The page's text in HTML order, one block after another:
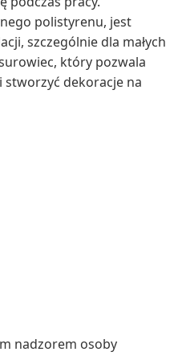
polistyrenu, jest
szczególnie dla małych
który pozwala
dekoracje na
nadzorem osoby